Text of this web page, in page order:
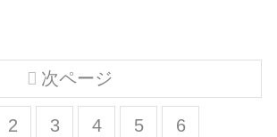
2 3 4 5 6
次ページ